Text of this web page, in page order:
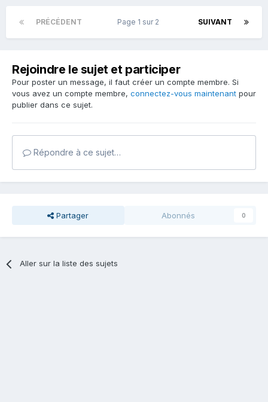
PRÉCÉDENT SUIVANT
Page 1 sur 2
Rejoindre le sujet et participer
Pour poster un message, il faut créer un compte membre. Si
vous avez un compte membre, connectez-vous maintenant pour
publier dans ce sujet.
Répondre à ce sujet…
Partager Abonnés 0
Aller sur la liste des sujets